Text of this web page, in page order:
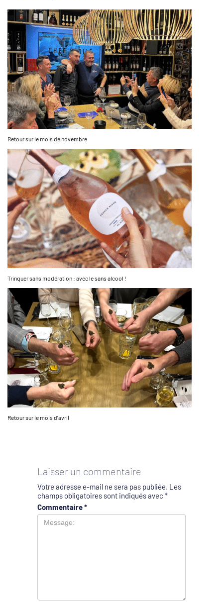
Retour sur le mois de novembre
Trinquer sans modération : avec le sans alcool !
Retour sur le mois d’avril
Laisser un commentaire
Votre adresse e-mail ne sera pas publiée. Les
champs obligatoires sont indiqués avec *
Commentaire*